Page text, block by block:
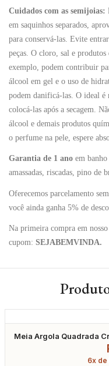
Cuidados com as semijoias:
em saquinhos separados,
para conservá-las. Evite
peças. O cloro, sal e
exemplo, podem contribuir
álcool em gel e o uso de
podem danificá-las. O ideal é
colocá-las após a secagem.
álcool e demais produtos
o perfume na pele, espere
Garantia de 1 ano em
amassadas, riscadas, pino de
Oferecemos parcelamento
você ainda ganha 5% de
Na primeira compra em
cupom: SEJABEMVINDA.
Meia Argola Quadrada
6x de